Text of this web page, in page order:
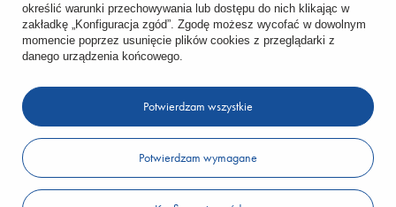
KONTO
KONTAKT
W sklepie prezentujemy ceny brutto (z VAT).
określić warunki przechowywania lub dostępu do nich klikając w
zakładkę „Konfiguracja zgód”. Zgodę możesz wycofać w dowolnym
momencie poprzez usunięcie plików cookies z przeglądarki z
danego urządzenia końcowego.
Potwierdzam wymagane
Potwierdzam wszystkie